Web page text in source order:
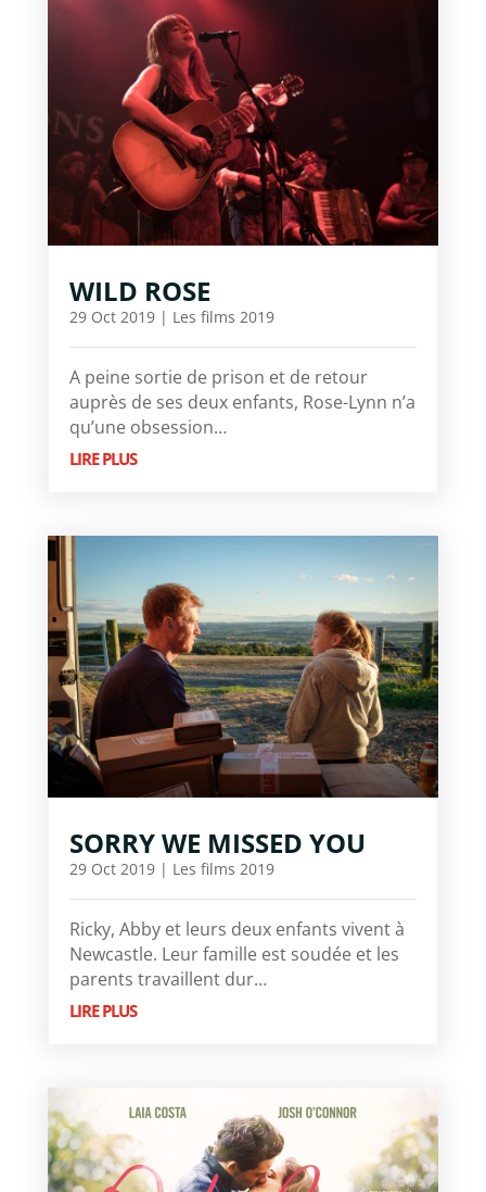
WILD ROSE
29 Oct 2019| Les films 2019
A peine sortie de prison et de retour
auprès de ses deux enfants, Rose-Lynn n’a
qu’une obsession…
LIRE PLUS
SORRY WE MISSED YOU
29 Oct 2019| Les films 2019
Ricky, Abby et leurs deux enfants vivent à
Newcastle. Leur famille est soudée et les
parents travaillent dur…
LIRE PLUS